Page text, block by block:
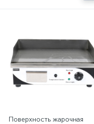
Поверхность жарочная